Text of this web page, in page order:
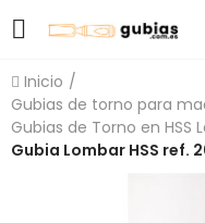
Inicio
Gubias de torno para
Gubias de Torno en HSS
Gubia Lombar HSS ref.